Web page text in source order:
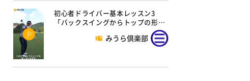
初心者ドライバー基本レッスン3
「バックスイングからトップの形…
みうら倶楽部